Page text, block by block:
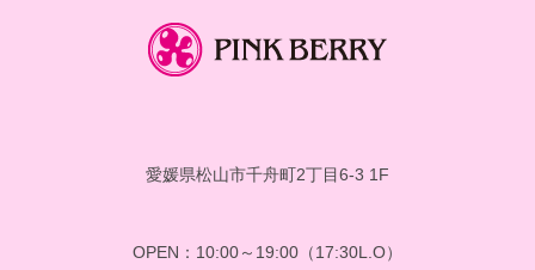
愛媛県松山市千舟町2丁目6-3 1F
OPEN：10:00～19:00（17:30L.O）